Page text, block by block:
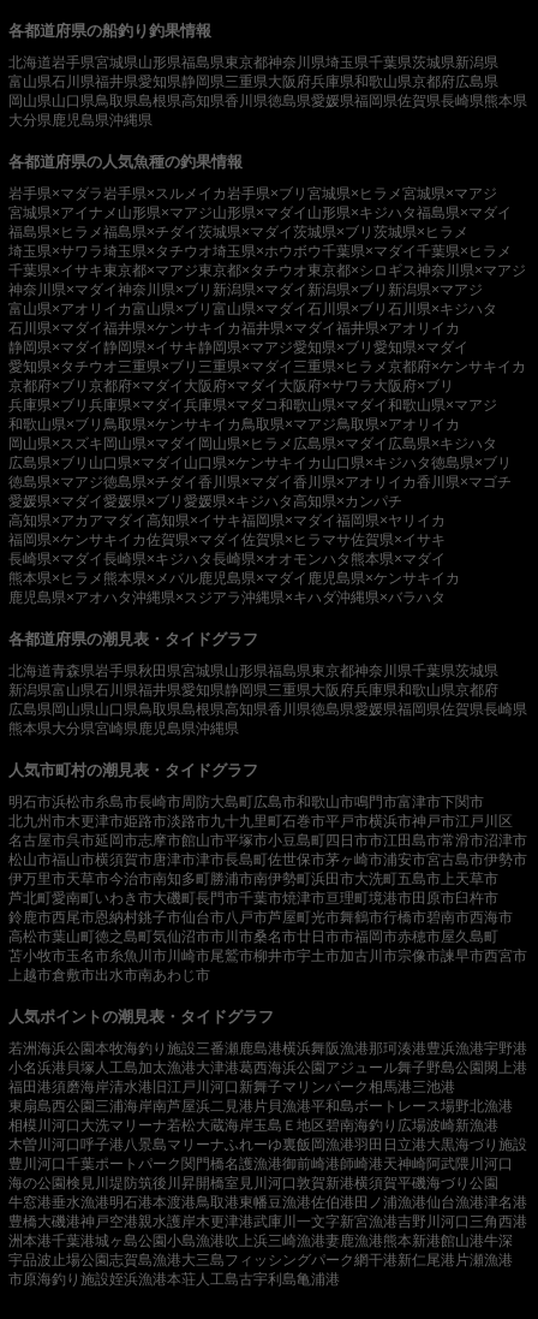
各都道府県の船釣り釣果情報
北海道岩手県宮城県山形県福島県東京都神奈川県埼玉県千葉県茨城県新潟県
富山県石川県福井県愛知県静岡県三重県大阪府兵庫県和歌山県京都府広島県
岡山県山口県鳥取県島根県高知県香川県徳島県愛媛県福岡県佐賀県長崎県熊本県
大分県鹿児島県沖縄県
各都道府県の人気魚種の釣果情報
岩手県×マダラ岩手県×スルメイカ岩手県×ブリ 宮城県×ヒラメ宮城県×マアジ
宮城県×アイナメ 山形県×マアジ山形県×マダイ 山形県×キジハタ福島県×マダイ
福島県×ヒラメ福島県×チダイ茨城県×マダイ茨城県×ブリ 茨城県×ヒラメ
埼玉県×サワラ埼玉県×タチウオ埼玉県×ホウボウ千葉県×マダイ千葉県×ヒラメ
千葉県×イサキ東京都×マアジ東京都×タチウオ東京都×シロギス神奈川県×マアジ
神奈川県×マダイ神奈川県×ブリ 新潟県×マダイ 新潟県×ブリ 新潟県×マアジ
富山県×アオリイカ富山県×ブリ 富山県×マダイ石川県×ブリ 石川県×キジハタ
石川県×マダイ福井県×ケンサキイカ福井県×マダイ福井県×アオリイカ
静岡県×マダイ 静岡県×イサキ静岡県×マアジ愛知県×ブリ 愛知県×マダイ
愛知県×タチウオ三重県×ブリ 三重県×マダイ 三重県×ヒラメ京都府×ケンサキイカ
京都府×ブリ 京都府×マダイ 大阪府×マダイ 大阪府×サワラ 大阪府×ブリ
兵庫県×ブリ 兵庫県×マダイ兵庫県×マダコ和歌山県×マダイ和歌山県×マアジ
和歌山県×ブリ 鳥取県×ケンサキイカ鳥取県×マアジ鳥取県×アオリイカ
岡山県×スズキ 岡山県×マダイ 岡山県×ヒラメ 広島県×マダイ 広島県×キジハタ
広島県×ブリ 山口県×マダイ 山口県×ケンサキイカ 山口県×キジハタ徳島県×ブリ
徳島県×マアジ徳島県×チダイ香川県×マダイ香川県×アオリイカ香川県×マゴチ
愛媛県×マダイ愛媛県×ブリ 愛媛県×キジハタ高知県×カンパチ
高知県×アカアマダイ高知県×イサキ福岡県×マダイ福岡県×ヤリイカ
福岡県×ケンサキイカ佐賀県×マダイ佐賀県×ヒラマサ佐賀県×イサキ
長崎県×マダイ長崎県×キジハタ長崎県×オオモンハタ 熊本県×マダイ
熊本県×ヒラメ 熊本県×メバル鹿児島県×マダイ 鹿児島県×ケンサキイカ
鹿児島県×アオハタ沖縄県×スジアラ沖縄県×キハダ沖縄県×バラハタ
各都道府県の潮見表・タイドグラフ
北海道青森県岩手県秋田県宮城県山形県福島県東京都神奈川県千葉県茨城県
新潟県富山県石川県福井県愛知県静岡県三重県大阪府兵庫県和歌山県京都府
広島県岡山県山口県鳥取県島根県高知県香川県徳島県愛媛県福岡県佐賀県長崎県
熊本県大分県宮崎県鹿児島県沖縄県
人気市町村の潮見表・タイドグラフ
明石市浜松市糸島市長崎市周防大島町広島市和歌山市鳴門市富津市下関市
北九州市木更津市姫路市淡路市九十九里町石巻市平戸市横浜市神戸市江戸川区
名古屋市呉市延岡市志摩市館山市平塚市小豆島町四日市市江田島市常滑市沼津市
松山市福山市横須賀市唐津市津市長島町佐世保市茅ヶ崎市浦安市宮古島市伊勢市
伊万里市天草市今治市南知多町勝浦市南伊勢町浜田市大洗町五島市 上天草市
芦北町愛南町いわき市大磯町長門市千葉市焼津市亘理町境港市田原市臼杵市
鈴鹿市西尾市恩納村銚子市仙台市八戸市芦屋町光市舞鶴市行橋市碧南市西海市
高松市葉山町徳之島町気仙沼市市川市桑名市廿日市市福岡市赤穂市屋久島町
苫小牧市玉名市糸魚川市川崎市尾鷲市柳井市宇土市加古川市宗像市諫早市西宮市
上越市倉敷市出水市南あわじ市
人気ポイントの潮見表・タイドグラフ
若洲海浜公園本牧海釣り施設三番瀬鹿島港横浜舞阪漁港那珂湊港豊浜漁港宇野港
小名浜港 貝塚人工島加太漁港大津港葛西海浜公園 アジュール舞子野島公園 閖上港
福田港須磨海岸清水港 旧江戸川河口 新舞子マリンパーク相馬港三池港
東扇島西公園 三浦海岸南芦屋浜二見港 片貝漁港平和島ボートレース場野北漁港
相模川河口 大洗マリーナ若松大蔵海岸玉島Ｅ地区碧南海釣り広場波崎新漁港
木曽川河口呼子港八景島マリーナふれーゆ裏飯岡漁港羽田 日立港大黒海づり施設
豊川河口千葉ポートパーク 関門橋名護漁港御前崎港師崎港天神崎 阿武隈川河口
海の公園検見川堤防筑後川昇開橋室見川河口敦賀新港横須賀平磯海づり公園
牛窓港垂水漁港明石港本渡港鳥取港東幡豆漁港佐伯港 田ノ浦漁港仙台漁港津名港
豊橋大磯港神戸空港親水護岸木更津港武庫川一文字新宮漁港吉野川河口 三角西港
洲本港千葉港城ヶ島公園小島漁港吹上浜三崎漁港妻鹿漁港熊本新港館山港牛深
宇品波止場公園志賀島漁港大三島フィッシングパーク網干港新仁尾港 片瀬漁港
市原海釣り施設姪浜漁港本荘人工島古宇利島亀浦港